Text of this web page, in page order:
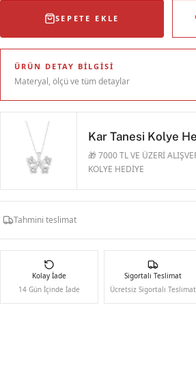
SEPETE EKLE
ÜRÜN DETAY BILGISI
Materyal, ölçü ve tüm detaylar
Kar Tanesi Kolye
🎁 7000 TL VE ÜZERİ
KOLYE HEDİYE
Tahmini teslimat
Kolay İade
14 Gün İçinde İade
Sigortalı Teslimat
Ücretsiz Sigortalı Teslimat